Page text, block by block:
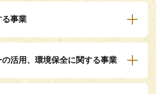
る事業
の活用、環境保全に関する事業